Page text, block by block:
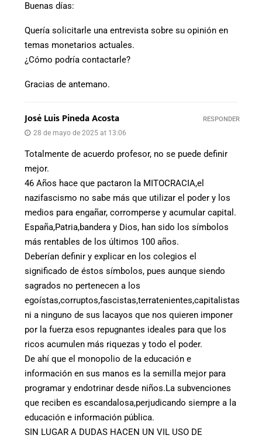
Buenas días:
Quería solicitarle una entrevista sobre su opinión en
temas monetarios actuales.
¿Cómo podría contactarle?
Gracias de antemano.
José Luis Pineda Acosta
28 de mayo de 2025 at 13:06
Totalmente de acuerdo profesor, no se puede definir
mejor.
46 Años hace que pactaron la MITOCRACIA,el
nazifascismo no sabe más que utilizar el poder y los
medios para engañar, corromperse y acumular capital.
España,Patria,bandera y Dios, han sido los símbolos
más rentables de los últimos 100 años.
Deberían definir y explicar en los colegios el
significado de éstos símbolos, pues aunque siendo
sagrados no pertenecen a los
egoístas,corruptos,fascistas,terratenientes,capitalistas
ni a ninguno de sus lacayos que nos quieren imponer
por la fuerza esos repugnantes ideales para que los
ricos acumulen más riquezas y todo el poder.
De ahí que el monopolio de la educación e
información en sus manos es la semilla mejor para
programar y endotrinar desde niños.La subvenciones
que reciben es escandalosa,perjudicando siempre a la
educación e información pública.
SIN LUGAR A DUDAS HACEN UN VIL USO DE
RESPONDER